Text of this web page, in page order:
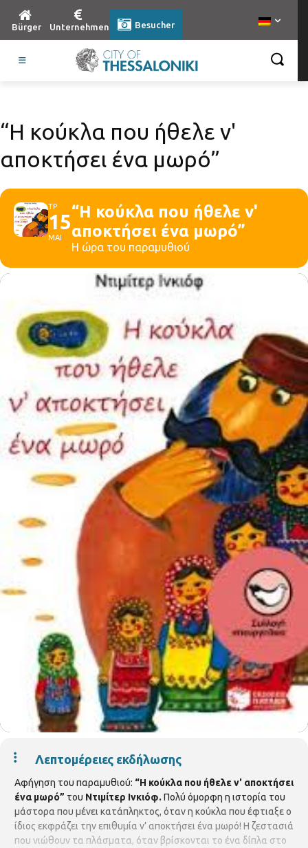
Bürger Unternehmen Besucher
“Η κούκλα που ήθελε ν'
αποκτήσει ένα μωρό”
ΤΡ
15
ΜΑΙ
“Η κούκλα που ήθελε ν'
αποκτήσει ένα μωρό”
Η ώρα του παραμυθιού
Λεπτομέρειες εκδήλωσης
Αφήγηση του παραμυθιού: “Η κούκλα που ήθελε ν' αποκτήσει
ένα μωρό” του Ντιμίτερ Ινκιόφ. Πολύ όμορφη η ιστορία του
μάστορα που μένει κατάπληκτος, όταν η κούκλα που έφτιαξε ο
ίδιος εκφράζει την επιθυμία ν’ αποκτήσει ένα μωρό! Η ζεστασιά
που νιώθουν τα πλάσματα, όταν βρίσκονται το ένα δίπλα στο